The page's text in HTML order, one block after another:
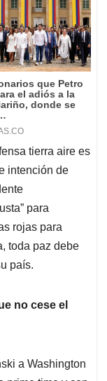
tierra aire es
intención de
para
rojas para
toda paz debe
país.
no cese el
a Washington